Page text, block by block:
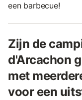
een barbecue!
Zijn de
d'Arcachon
met
voor een